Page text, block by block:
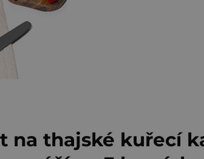
na thajské kuřecí